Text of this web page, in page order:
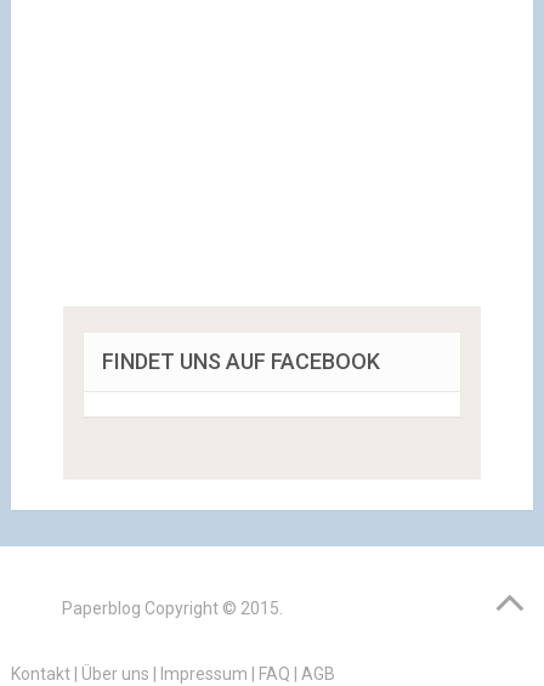
FINDET UNS AUF FACEBOOK
Paperblog Copyright © 2015.
Kontakt| Über uns Impressum FAQ AGB